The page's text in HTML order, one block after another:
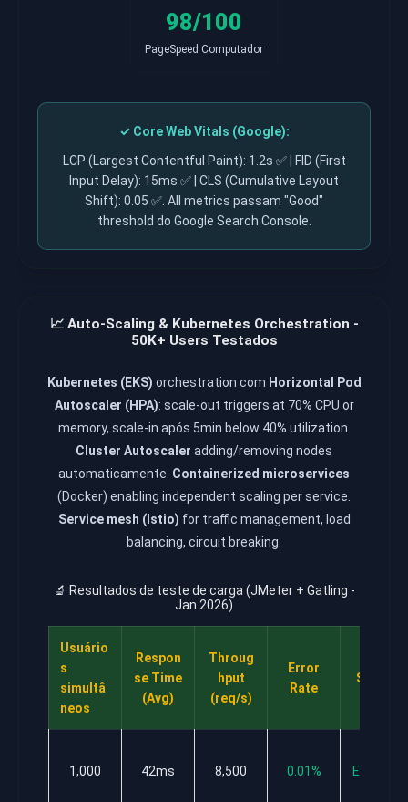
98/100
PageSpeed Computador
✓ Core Web Vitals (Google):
LCP (Largest Contentful Paint): 1.2s ✅ | FID (First
Input Delay): 15ms ✅ | CLS (Cumulative Layout
Shift): 0.05 ✅. All metrics passam "Good"
threshold do Google Search Console.
📈 Auto-Scaling & Kubernetes Orchestration -
50K+ Users Testados
Kubernetes (EKS) orchestration com Horizontal Pod
Autoscaler (HPA): scale-out triggers at 70% CPU or
memory, scale-in após 5min below 40% utilization.
Cluster Autoscaler adding/removing nodes
automaticamente. Containerized microservices
(Docker) enabling independent scaling per service.
Service mesh (Istio) for traffic management, load
balancing, circuit breaking.
🔬 Resultados de teste de carga (JMeter + Gatling -
Jan 2026)
Usuário
s
simultâ
neos
Respon
se Time
(Avg)
Throug
hput
(req/s)
Error
Rate
Status
1,000 42ms 8,500 0.01%
Excellen